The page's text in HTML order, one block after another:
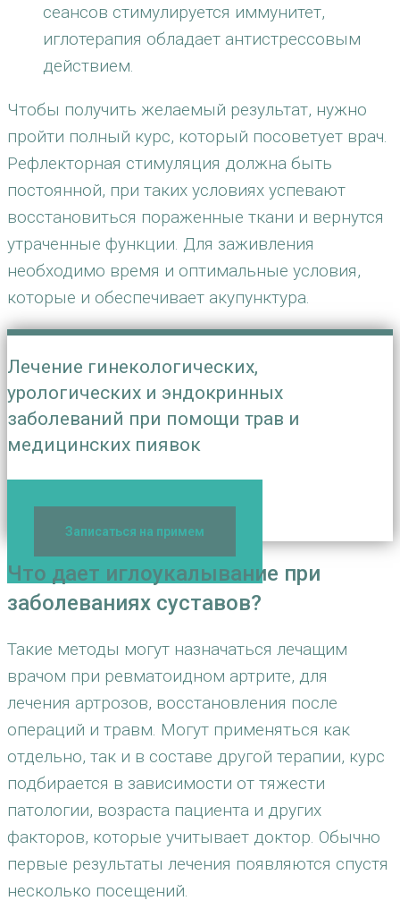
сеансов стимулируется иммунитет,
иглотерапия обладает антистрессовым
действием.
Чтобы получить желаемый результат, нужно
пройти полный курс, который посоветует врач.
Рефлекторная стимуляция должна быть
постоянной, при таких условиях успевают
восстановиться пораженные ткани и вернутся
утраченные функции. Для заживления
необходимо время и оптимальные условия,
которые и обеспечивает акупунктура.
Лечение гинекологических,
урологических и эндокринных
заболеваний при помощи трав и
медицинских пиявок
Записаться на примем
Что дает иглоукалывание при
заболеваниях суставов?
Такие методы могут назначаться лечащим
врачом при ревматоидном артрите, для
лечения артрозов, восстановления после
операций и травм. Могут применяться как
отдельно, так и в составе другой терапии, курс
подбирается в зависимости от тяжести
патологии, возраста пациента и других
факторов, которые учитывает доктор. Обычно
первые результаты лечения появляются спустя
несколько посещений.